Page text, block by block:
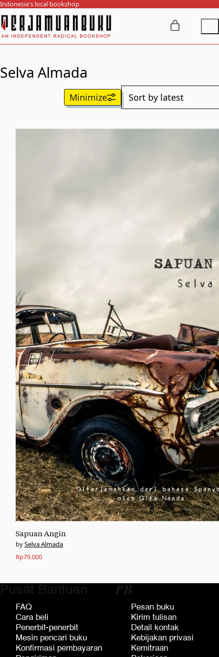
Indonesia's local bookshop
Selva Almada
Sapuan Angin
Selva Almada
Rp79.000
Pusat Bantuan
FAQ
Cara beli
Penerbit-penerbit
Mesin pencari buku
Konfirmasi pembayaran
𝑷𝑩
Pesan buku
Kirim tulisan
Detail kontak
Kebijakan privasi
Kemitraan